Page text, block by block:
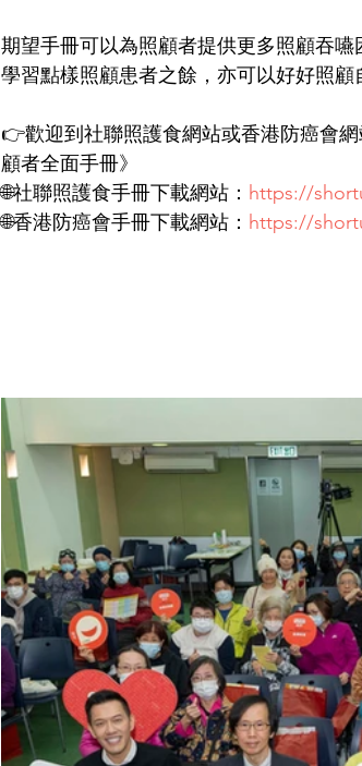
期望手冊可以為照顧者提供更多照顧吞
學習點樣照顧患者之餘，亦可以好好照顧
👉歡迎到社聯照護食網站或香港防癌會
顧者全面手冊》
🌐社聯照護食手冊下載網站： https://
🌐香港防癌會手冊下載網站： https://